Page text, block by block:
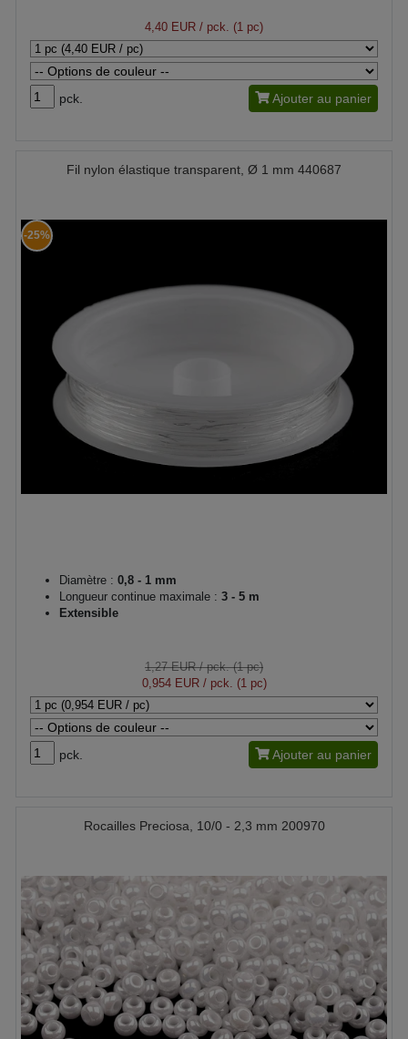
4,40 EUR / pck. (1 pc)
pck. Ajouter au panier
Fil nylon élastique transparent, Ø 1 mm 440687
-25%
Diamètre : 0,8 - 1 mm
Longueur continue maximale : 3 - 5 m
Extensible
1,27 EUR/ pck. (1 pc)
0,954 EUR/ pck. (1 pc)
pck. Ajouter au panier
Rocailles Preciosa, 10/0 - 2,3 mm 200970